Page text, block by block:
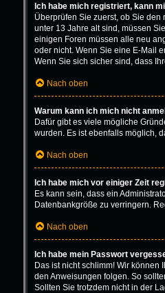
Ich habe mich registriert, kann
Überprüfen Sie zuerst, ob Sie
unter 13 Jahre alt sind, müssen
einigen Foren müssen alle neu
oder nicht. Wenn Sie eine E-Mail
Wenn Sie sich sicher sind, dass
Nach oben
Warum kann ich mich nicht
Dafür gibt es viele mögliche
wurden. Es ist ebenfalls möglich,
Nach oben
Ich habe mich vor einiger Zeit
Es kann sein, dass ein
Datenbankgröße zu verringern.
Nach oben
Ich habe mein Passwort
Das ist nicht schlimm! Wir können
den Anweisungen folgen. So
Sollten Sie trotzdem nicht in der